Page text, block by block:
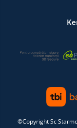
©Copyright Sc